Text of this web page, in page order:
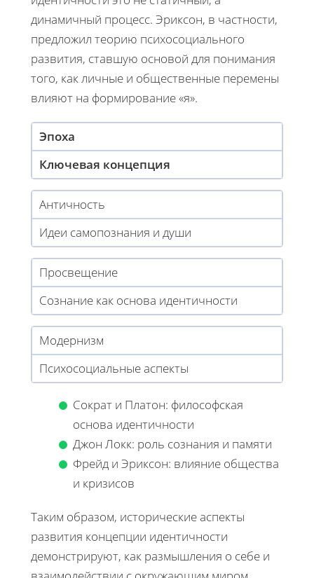
динамичный процесс. Эриксон, в частности,
предложил теорию психосоциального
развития, ставшую основой для понимания
того, как личные и общественные перемены
влияют на формирование «я».
Эпоха
Ключевая концепция
Античность
Идеи самопознания и души
Просвещение
Сознание как основа идентичности
Модернизм
Психосоциальные аспекты
Сократ и Платон: философская
основа идентичности
Джон Локк: роль сознания и памяти
Фрейд и Эриксон: влияние общества
и кризисов
Таким образом, исторические аспекты
развития концепции идентичности
демонстрируют, как размышления о себе и